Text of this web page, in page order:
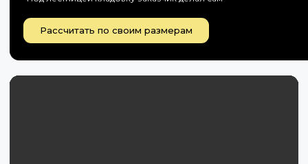
Рассчитать по своим размерам